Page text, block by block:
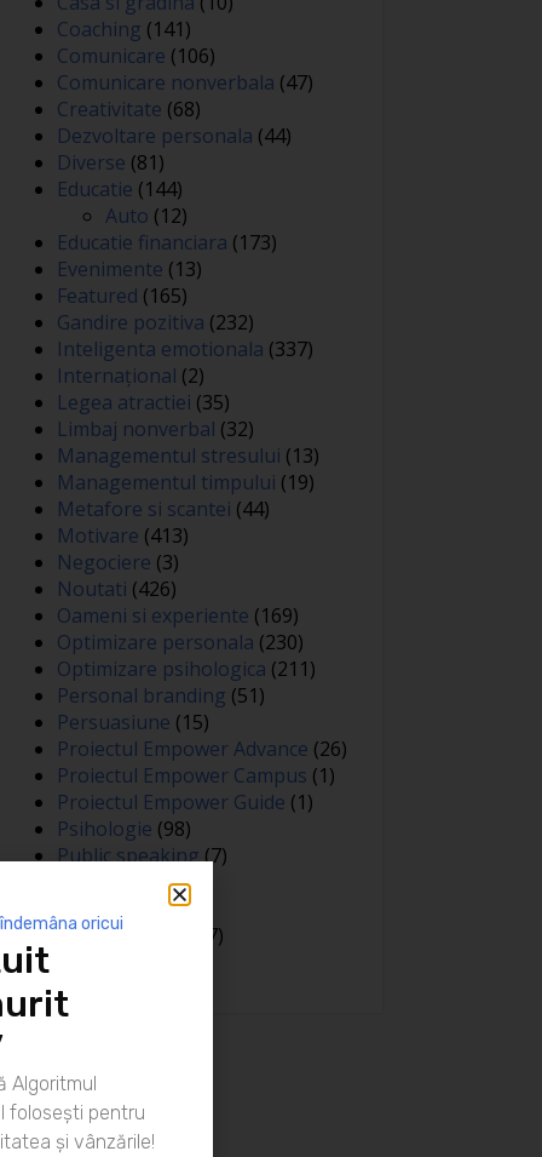
Coaching (141)
Comunicare (106)
Comunicare nonverbala (47)
Creativitate (68)
Dezvoltare personala (44)
Diverse (81)
Educatie (144)
Auto (12)
Educatie financiara (173)
Evenimente (13)
Featured (165)
Gandire pozitiva (232)
Inteligenta emotionala (337)
Internațional (2)
Legea atractiei (35)
Limbaj nonverbal (32)
Managementul stresului (13)
Managementul timpului (19)
Metafore si scantei (44)
Motivare (413)
Negociere (3)
Noutati (426)
Oameni si experiente (169)
Optimizare personala (230)
Optimizare psihologica (211)
Personal branding (51)
Persuasiune (15)
Proiectul Empower Advance (26)
Proiectul Empower Campus (1)
Proiectul Empower Guide (1)
Psihologie (98)
Public speaking(7)
(81)
Spiritualitate
(127)
oricui
Algoritmul
folosești pentru
și vânzările!